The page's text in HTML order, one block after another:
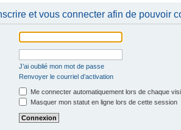
et vous connecter afin de pouvoir
J’ai oublié mon mot de passe
Renvoyer le courriel d’activation
Me connecter automatiquement lors de chaque
Masquer mon statut en ligne lors de cette session